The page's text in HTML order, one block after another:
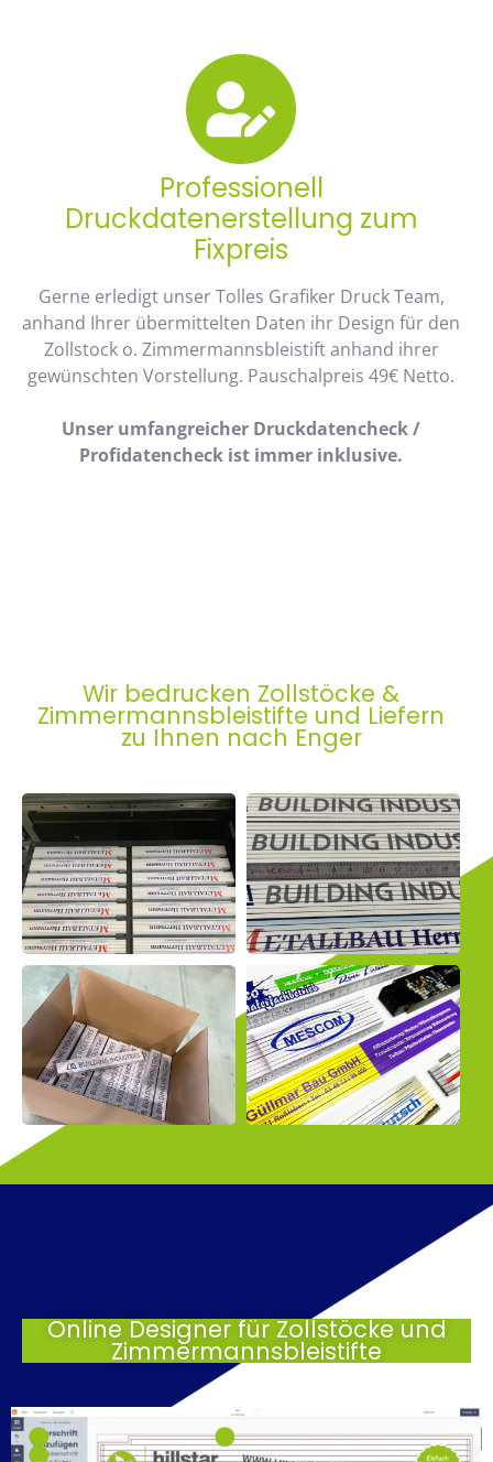
Professionell
Druckdatenerstellung zum
Fixpreis
Gerne erledigt unser Tolles Grafiker Druck Team,
anhand Ihrer übermittelten Daten ihr Design für den
Zollstock o. Zimmermannsbleistift anhand ihrer
gewünschten Vorstellung. Pauschalpreis 49€ Netto.
Unser umfangreicher Druckdatencheck /
Profidatencheck ist immer inklusive.
Wir bedrucken Zollstöcke &
Zimmermannsbleistifte und Liefern
zu Ihnen nach Enger
Online Designer für Zollstöcke und
Zimmermannsbleistifte